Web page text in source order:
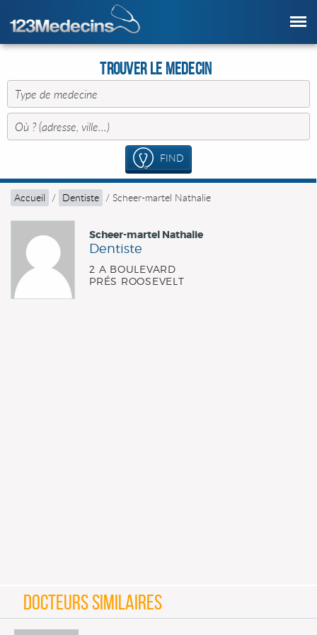
Trouver le Medecin
FIND
Accueil / Dentiste / Scheer-martel Nathalie
Scheer-martel Nathalie
Dentiste
2 A BOULEVARD
PRÉS ROOSEVELT
DOCTEURS SIMILAIRES